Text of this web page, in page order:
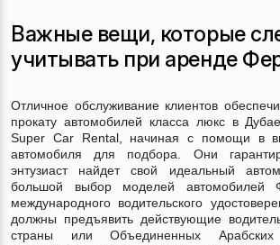
Важные вещи, которые
учитывать при аренде
Отличное обслуживание клиентов
прокату автомобилей класса люкс в
Super Car Rental, начиная с помощи в
автомобиля для подбора. Они
энтузиаст найдет свой идеальный
большой выбор моделей автомобилей
международного водительского
должны предъявить действующие
страны или Объединенных